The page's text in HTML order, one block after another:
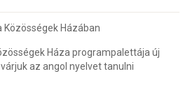
Házában
Háza programpalettája új
az angol nyelvet tanulni